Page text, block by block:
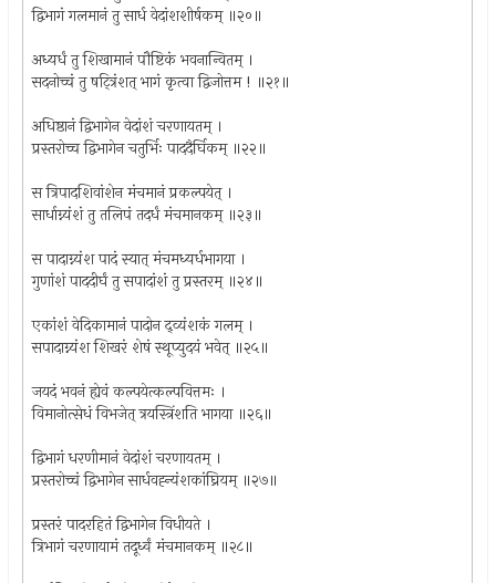
द्विभागं गलमानं तु सार्ध वेदांशशीर्षकम् ॥२०॥
अध्यर्धं तु शिखामानं पौष्टिकं भवनान्वितम् ।
सदनोच्चं तु षट्त्रिंशत् भागं कृत्वा द्विजोत्तम ! ॥२१॥
अधिष्ठानं द्विभागेन वेदांशं चरणायतम् ।
प्रस्तरोच्च द्विभागेन चतुर्भिः पाददैर्घिकम् ॥२२॥
स त्रिपादशिवांशेन मंचमानं प्रकल्पयेत् ।
सार्धाग्न्यंशं तु तलिपं तदर्धं मंचमानकम् ॥२३॥
स पादाग्न्यंश पादं स्यात् मंचमध्यर्धभागया ।
गुणांशं पाददीर्घं तु सपादांशं तु प्रस्तरम् ॥२४॥
एकांशं वेदिकामानं पादोन द्व्यंशकं गलम् ।
सपादाग्न्यंश शिखरं शेषं स्थूप्युदयं भवेत् ॥२५॥
जयदं भवनं ह्येवं कल्पयेत्कल्पवित्तमः ।
विमानोत्सेधं विभजेत् त्रयस्त्रिंशति भागया ॥२६॥
द्विभागं धरणीमानं वेदांशं चरणायतम् ।
प्रस्तरोच्चं द्विभागेन सार्धवह्न्यंशकांघ्रियम् ॥२७॥
प्रस्तरं पादरहितं द्विभागेन विधीयते ।
त्रिभागं चरणायामं तदूर्ध्वं मंचमानकम् ॥२८॥